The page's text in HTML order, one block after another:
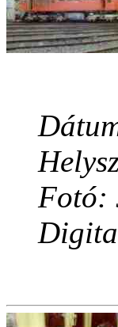
Fotó: